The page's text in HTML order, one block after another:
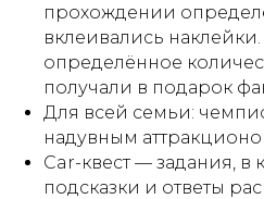
прохождении
вклеивались
определённое
получали в подарок
Для всей семьи:
надувным
Car-квест — задания, в
подсказки и ответы